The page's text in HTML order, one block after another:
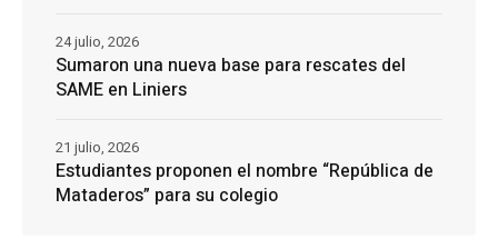
Sumaron una nueva base para rescates del
SAME en Liniers
24 julio, 2026
Estudiantes proponen el nombre “República de
Mataderos” para su colegio
21 julio, 2026